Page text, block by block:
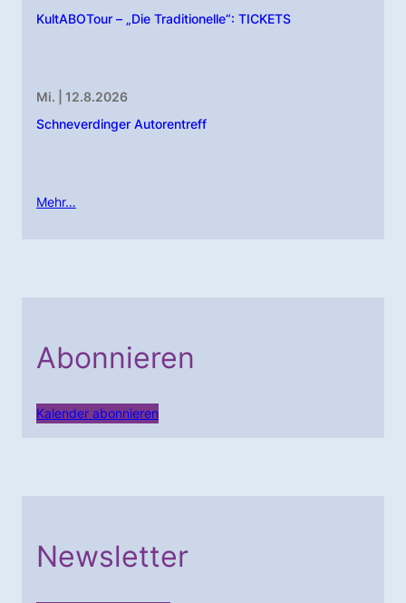
KultABOTour – „Die Traditionelle“: TICKETS
Mi. | 12.8.2026
Schneverdinger Autorentreff
Mehr…
Abonnieren
Kalender abonnieren
Newsletter